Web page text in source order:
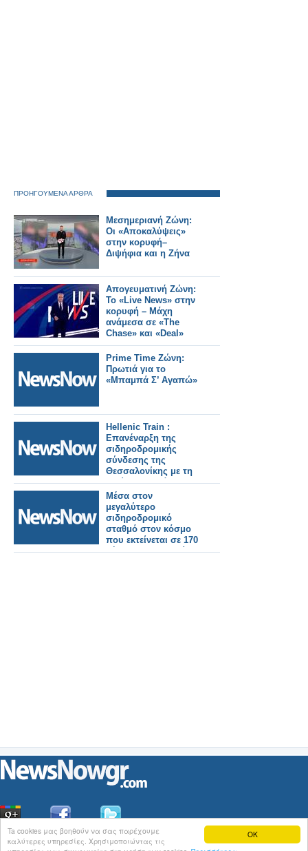
OK
Ta cookies μας βοηθούν να σας παρέχουμε
καλύτερες υπηρεσίες. Χρησιμοποιώντας τις
ΠΡΟΗΓΟΥΜΕΝΑ ΑΡΘΡΑ
Μεσημεριανή Ζώνη:
Οι «Αποκαλύψεις»
στην κορυφή–
Διψήφια και η Ζήνα
Απογευματινή Ζώνη:
Το «Live News» στην
κορυφή – Μάχη
ανάμεσα σε «The
Chase» και «Deal»
Prime Time Ζώνη:
Πρωτιά για το
«Μπαμπά Σ’ Αγαπώ»
Hellenic Train :
Επανέναρξη της
σιδηροδρομικής
σύνδεσης της
Θεσσαλονίκης με τη
Φλώρινα, από το
Σάββατο 30 Μαΐου
2026.
Μέσα στον
μεγαλύτερο
σιδηροδρομικό
σταθμό στον κόσμο
που εκτείνεται σε 170
γήπεδα ποδοσφαίρου
ΟιΕιδήσεις του NewsNowgr.com στοiNews